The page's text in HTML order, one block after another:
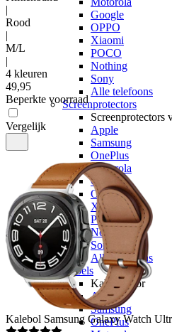
Google
OPPO
Xiaomi
POCO
Nothing
Sony
Alle telefoons
Screenprotectors
Screenprotectors
Apple
Samsung
OnePlus
Motorola
Google
OPPO
Xiaomi
POCO
Nothing
Sony
Alle telefoons
Kabels
Kabels voor
Apple
Samsung
OnePlus
|
Rood
|
M/L
|
4 kleuren
49,95
Beperkte voorraad
Vergelijk
Kalebol Samsung Galaxy Watch